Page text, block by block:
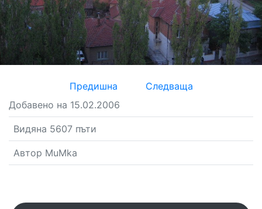
Предишна
Следваща
Добавено на 15.02.2006
Видяна 5607 пъти
Автор MuMka